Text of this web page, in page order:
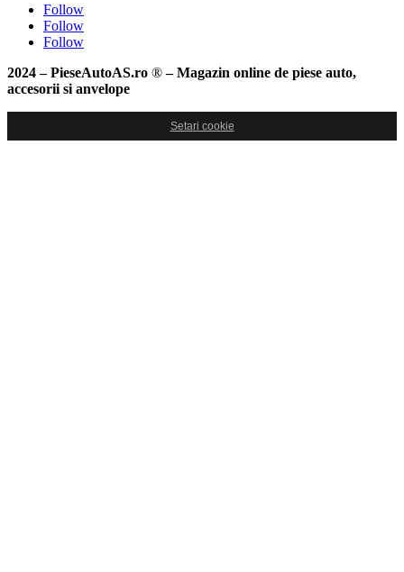
Follow
Follow
Follow
2024 – PieseAutoAS.ro ®– Magazin online de piese auto,
accesorii si anvelope
Setari cookie